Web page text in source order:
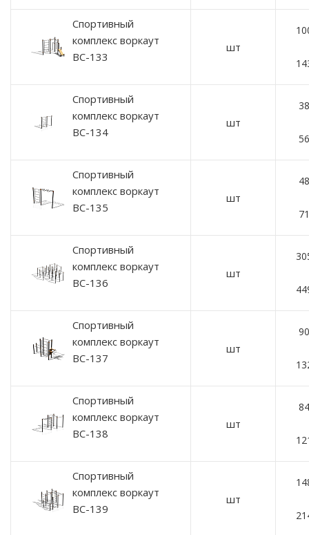
Спортивный
комплекс воркаут
ВС-133
шт
Спортивный
комплекс воркаут
ВС-134
шт
Спортивный
комплекс воркаут
ВС-135
шт
Спортивный
комплекс воркаут
ВС-136
шт
Спортивный
комплекс воркаут
ВС-137
шт
Спортивный
комплекс воркаут
ВС-138
шт
Спортивный
комплекс воркаут
ВС-139
шт